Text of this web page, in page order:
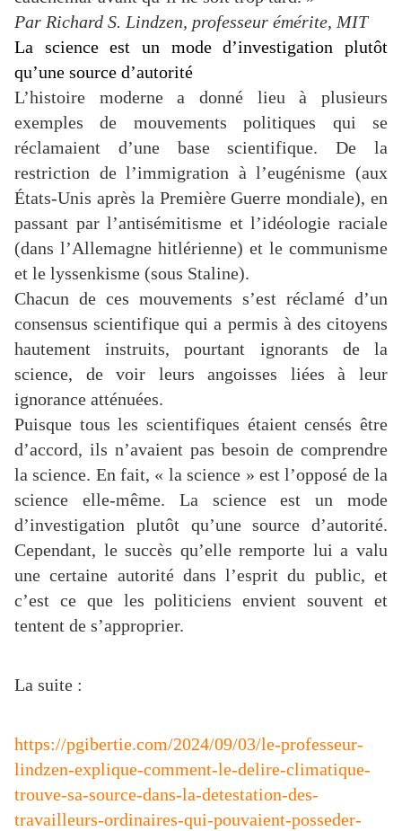
Par Richard S. Lindzen, professeur émérite, MIT
La science est un mode d’investigation plutôt
qu’une source d’autorité
L’histoire moderne a donné lieu à plusieurs
exemples de mouvements politiques qui se
réclamaient d’une base scientifique. De la
restriction de l’immigration à l’eugénisme (aux
États-Unis après la Première Guerre mondiale), en
passant par l’antisémitisme et l’idéologie raciale
(dans l’Allemagne hitlérienne) et le communisme
et le lyssenkisme (sous Staline).
Chacun de ces mouvements s’est réclamé d’un
consensus scientifique qui a permis à des citoyens
hautement instruits, pourtant ignorants de la
science, de voir leurs angoisses liées à leur
ignorance atténuées.
Puisque tous les scientifiques étaient censés être
d’accord, ils n’avaient pas besoin de comprendre
la science. En fait, « la science » est l’opposé de la
science elle-même. La science est un mode
d’investigation plutôt qu’une source d’autorité.
Cependant, le succès qu’elle remporte lui a valu
une certaine autorité dans l’esprit du public, et
c’est ce que les politiciens envient souvent et
tentent de s’approprier.
La suite :
https://pgibertie.com/2024/09/03/le-professeur-
lindzen-explique-comment-le-delire-climatique-
trouve-sa-source-dans-la-detestation-des-
travailleurs-ordinaires-qui-pouvaient-posseder-